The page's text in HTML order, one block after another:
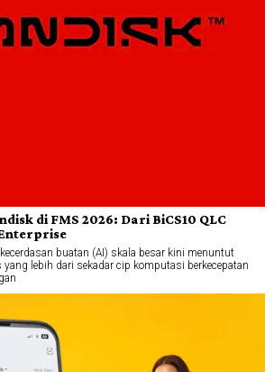
di FMS 2026: Dari BiCS10 QLC
buatan (AI) skala besar kini menuntut
lebih dari sekadar cip komputasi berkecepatan